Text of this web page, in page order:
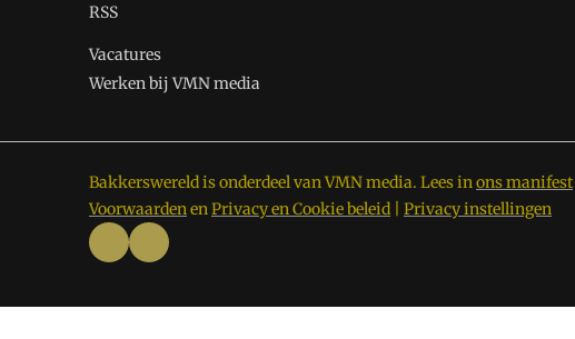
RSS
Vacatures
Werken bij VMN media
Bakkerswereld is onderdeel van VMN media. Lees inons manifest
VoorwaardenenPrivacy en Cookie beleid Privacy instellingen